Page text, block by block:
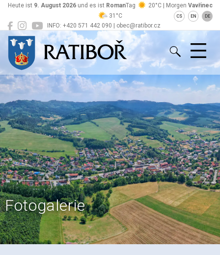
INFO: +420 571 442 090 | obec@ratibor.cz
Heute ist 9. August 2026und es ist RomanTag 20°C | Morgen Vavřinec
31°C
CS EN DE
Ratiboř
Fotogalerie